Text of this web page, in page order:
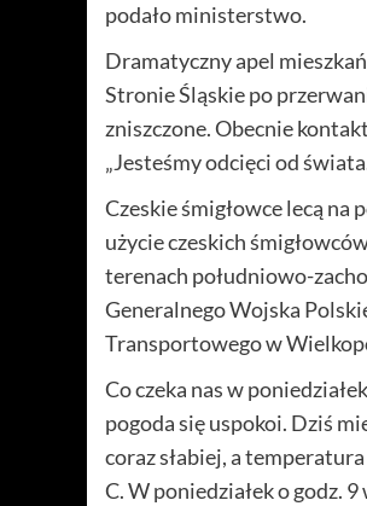
podało ministerstwo.
Dramatyczny apel
Stronie Śląskie po
zniszczone. Obecnie
„Jesteśmy odcięci od
Czeskie śmigłowce lecą na
użycie czeskich
terenach południowo-
Generalnego Wojska
Transportowego w
Co czeka nas w
pogoda się uspokoi. Dziś
coraz słabiej, a
C. W poniedziałek o godz.